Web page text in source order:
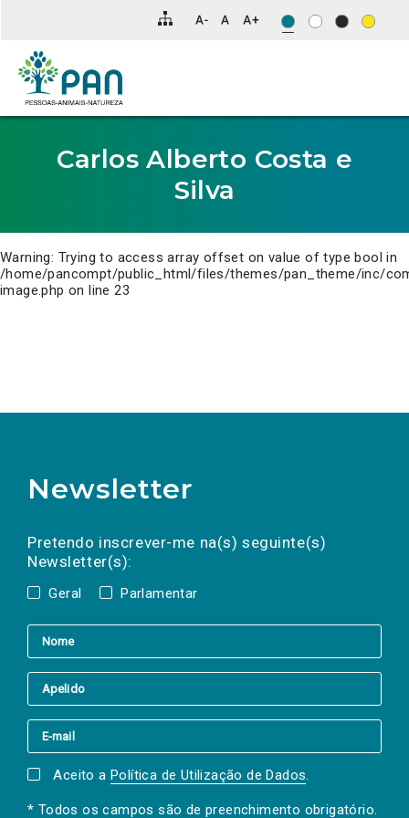
para
conteúdo
principal
da
Carlos Alberto Costa e
Silva
Warning: Trying to access array offset on value of type bool in
/home/pancompt/public_html/files/themes/pan_theme/inc/
image.php on line23
Newsletter
Pretendo inscrever-me na(s) seguinte(s)
Newsletter(s):
Geral Parlamentar
a(s) newsletter(s).
mail
Aceito a Política de Utilização de Dados.
* Todos os campos são de preenchimento obrigatório.